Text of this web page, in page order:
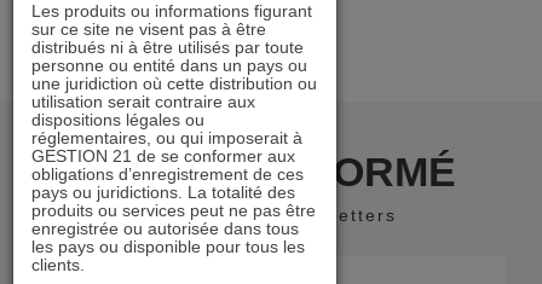
RESTER INFORMÉ
Recevoir nos newsletters
Les produits ou informations figurant
sur ce site ne visent pas à être
distribués ni à être utilisés par toute
personne ou entité dans un pays ou
une juridiction où cette distribution ou
utilisation serait contraire aux
dispositions légales ou
réglementaires, ou qui imposerait à
GESTION 21 de se conformer aux
obligations d’enregistrement de ces
pays ou juridictions. La totalité des
produits ou services peut ne pas être
enregistrée ou autorisée dans tous
les pays ou disponible pour tous les
clients.